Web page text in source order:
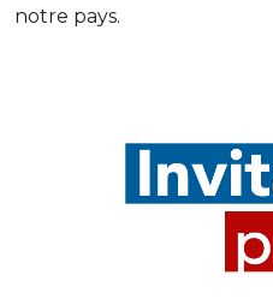
notre pays.